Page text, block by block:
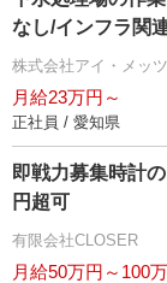
なし/インフラ関
株式会社アイ・メッツ
月給23万円～
正社員 / 愛知県
即戦力募集時計
円超可
有限会社CLOSER
月給50万円～100